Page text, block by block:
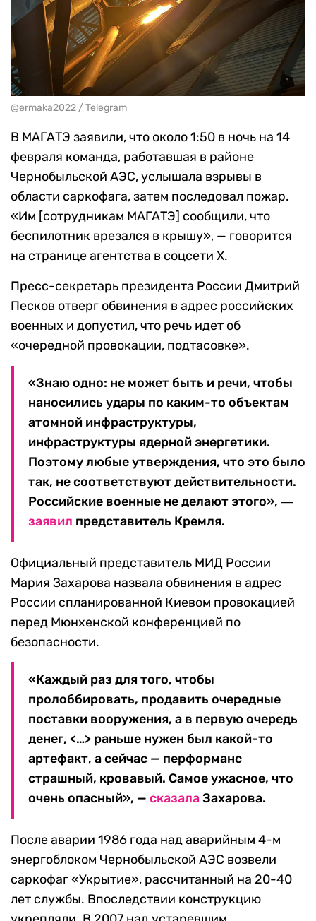
@ermaka2022 / Telegram
В МАГАТЭ заявили, что около 1:50 в ночь на 14
февраля команда, работавшая в районе
Чернобыльской АЭС, услышала взрывы в
области саркофага, затем последовал пожар.
«Им [сотрудникам МАГАТЭ] сообщили, что
беспилотник врезался в крышу», — говорится
на странице агентства в соцсети Х.
Пресс-секретарь президента России Дмитрий
Песков отверг обвинения в адрес российских
военных и допустил, что речь идет об
«очередной провокации, подтасовке».
«Знаю одно: не может быть и речи, чтобы
наносились удары по каким-то объектам
атомной инфраструктуры,
инфраструктуры ядерной энергетики.
Поэтому любые утверждения, что это было
так, не соответствуют действительности.
Российские военные не делают этого», ―
заявил представитель Кремля.
Официальный представитель МИД России
Мария Захарова назвала обвинения в адрес
России спланированной Киевом провокацией
перед Мюнхенской конференцией по
безопасности.
«Каждый раз для того, чтобы
пролоббировать, продавить очередные
поставки вооружения, а в первую очередь
денег, <…> раньше нужен был какой-то
артефакт, а сейчас — перформанс
страшный, кровавый. Самое ужасное, что
очень опасный», — сказалаЗахарова.
После аварии 1986 года над аварийным 4-м
энергоблоком Чернобыльской АЭС возвели
саркофаг «Укрытие», рассчитанный на 20-40
лет службы. Впоследствии конструкцию